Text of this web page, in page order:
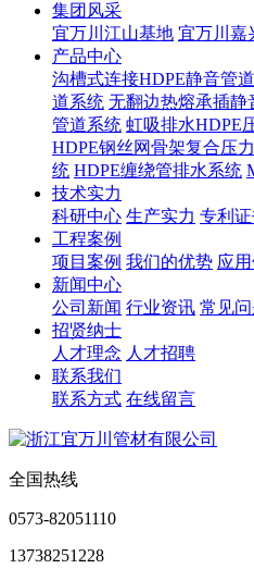
集团风采
宜万川江山基地 宜万川嘉
产品中心
沟槽式连接HDPE静音管
道系统 无翻边热熔承插静
管道系统 虹吸排水HDPE
HDPE钢丝网骨架复合压
统 HDPE缠绕管排水系统
技术实力
科研中心 生产实力 专利
工程案例
项目案例 我们的优势 应
新闻中心
公司新闻 行业资讯 常见
招贤纳士
人才理念 人才招聘
联系我们
联系方式 在线留言
全国热线
0573-82051110
13738251228